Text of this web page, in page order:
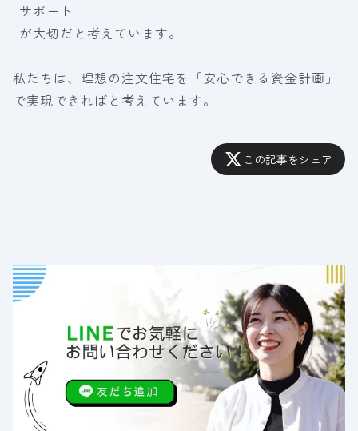
サポート
が大切だと考えています。
私たちは、理想の注文住宅を「安心できる資金計画」
で実現できればと考えています。
この記事をシェア